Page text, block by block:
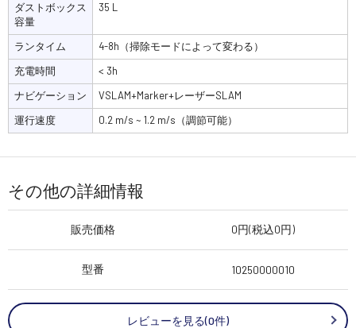
ダストボックス
容量
35 L
ランタイム
4-8h（掃除モードによって変わる）
充電時間
< 3h
ナビゲーション
VSLAM+Marker+レーザーSLAM
運行速度
0.2 m/s ~ 1.2 m/s（調節可能）
その他の詳細情報
販売価格 0円(税込0円)
型番 10250000010
レビューを見る(0件)